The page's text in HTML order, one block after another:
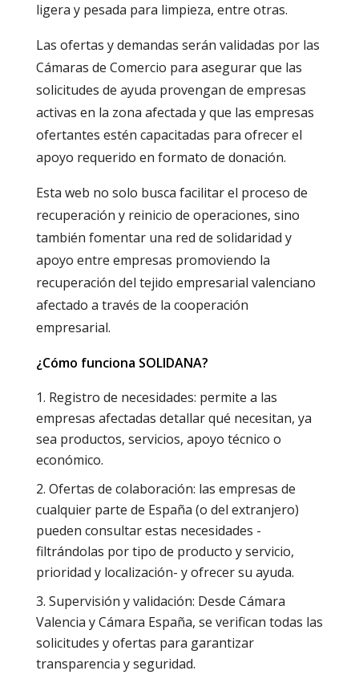
ligera y pesada para limpieza, entre otras.
Las ofertas y demandas serán validadas por las
Cámaras de Comercio para asegurar que las
solicitudes de ayuda provengan de empresas
activas en la zona afectada y que las empresas
ofertantes estén capacitadas para ofrecer el
apoyo requerido en formato de donación.
Esta web no solo busca facilitar el proceso de
recuperación y reinicio de operaciones, sino
también fomentar una red de solidaridad y
apoyo entre empresas promoviendo la
recuperación del tejido empresarial valenciano
afectado a través de la cooperación
empresarial.
¿Cómo funciona SOLIDANA?
Registro de necesidades: permite a las
empresas afectadas detallar qué necesitan, ya
sea productos, servicios, apoyo técnico o
económico.
Ofertas de colaboración: las empresas de
cualquier parte de España (o del extranjero)
pueden consultar estas necesidades -
filtrándolas por tipo de producto y servicio,
prioridad y localización- y ofrecer su ayuda.
Supervisión y validación: Desde Cámara
Valencia y Cámara España, se verifican todas las
solicitudes y ofertas para garantizar
transparencia y seguridad.